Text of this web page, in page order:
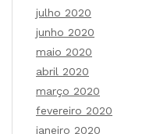
julho 2020
junho 2020
maio 2020
abril 2020
março 2020
fevereiro 2020
janeiro 2020